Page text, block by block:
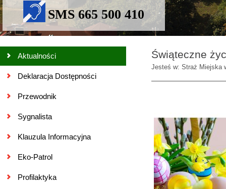
SMS 665 500 410
Aktualności
Deklaracja Dostępności
Przewodnik
Sygnalista
Klauzula Informacyjna
Eko-Patrol
Profilaktyka
Świąteczne
Jesteś w: Straż Miejska